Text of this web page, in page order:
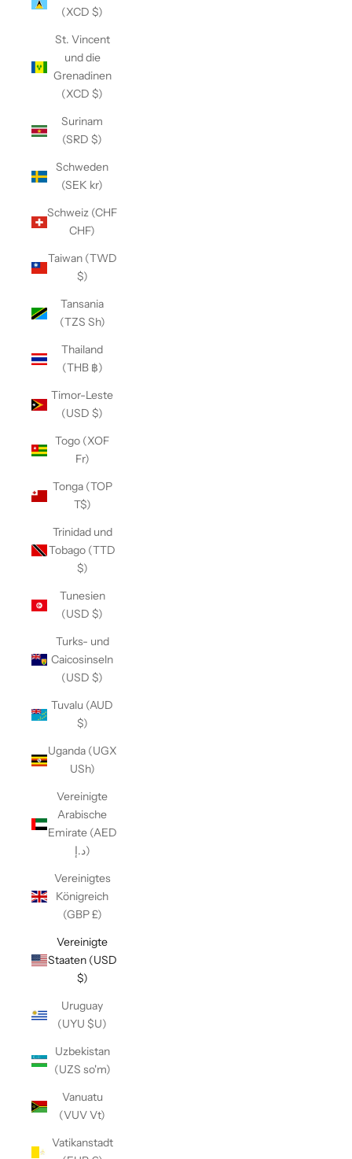
(XCD $)
St. Vincent
und die
Grenadinen
(XCD $)
Surinam
(SRD $)
Schweden
(SEK kr)
Schweiz (CHF
CHF)
Taiwan (TWD
$)
Tansania
(TZS Sh)
Thailand
(THB ฿)
Timor-Leste
(USD $)
Togo (XOF
Fr)
Tonga (TOP
T$)
Trinidad und
Tobago (TTD
$)
Tunesien
(USD $)
Turks- und
Caicosinseln
(USD $)
Tuvalu (AUD
$)
Uganda (UGX
USh)
Vereinigte
Arabische
Emirate (AED
د.إ)
Vereinigtes
Königreich
(GBP £)
Vereinigte
Staaten (USD
$)
Uruguay
(UYU $U)
Uzbekistan
(UZS so'm)
Vanuatu
(VUV Vt)
Vatikanstadt